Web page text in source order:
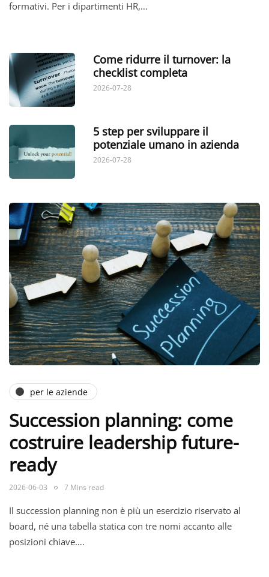
formativi. Per i dipartimenti HR,…
Come ridurre il turnover: la
checklist completa
2026-07-28
5 step per sviluppare il
potenziale umano in azienda
2026-07-28
per le aziende
Succession planning: come
costruire leadership future-
ready
2026-06-03 7 Mins read
Il succession planning non è più un esercizio riservato al
board, né una tabella statica con tre nomi accanto alle
posizioni chiave….